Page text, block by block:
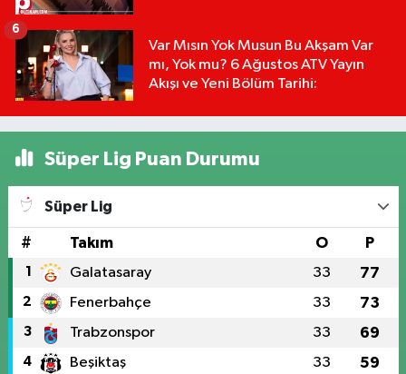
Var Mısın Yok Musun Bu Akşam Var
mı, Yok mu? 6 Ağustos ATV Yayın
Akışı ve Yeni Bölüm Tarihi:
6
Süper Lig Puan Durumu
Süper Lig
# Takım O P
1 Galatasaray 33 77
2 Fenerbahçe 33 73
3 Trabzonspor 33 69
4 Beşiktaş 33 59